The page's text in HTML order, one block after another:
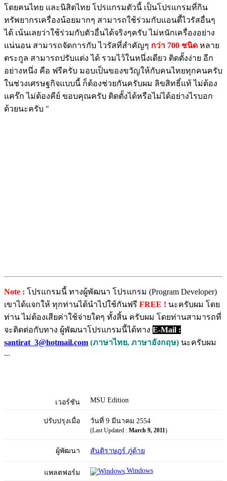
โดยคนไทย และนิสิตไทย โปรแกรมตัวนี้ เป็นโปรแกรมที่กิน
ทรัพยากรเครื่องน้อยมากๆ สามารถใช้ร่วมกับแอนตี้ไวรัสอื่นๆ
ได้ เน้นเลยว่าใช้ร่วมกับตัวอื่นได้จริงๆครับ ไม่หนักเครื่องอย่าง
แน่นอน สามารถจัดการกับ ไวรัสที่สำคัญๆ กว่า 700 ชนิด หลาย
ตระกูล สามารถปรับแต่ง ได้ รวมไว้ในหนึ่งเดียว ติดตั้งง่าย อีก
อย่างหนึ่ง คือ ฟรีครับ มอบเป็นของขวัญให้กับคนไทยทุกคนครับ
ในช่วงเศรษฐกิจแบบนี้ ก็ต้องช่วยกันครับผม ลิขสิทธิ์แท้ ไม่ต้อง
แคร๊ก ไม่ต้องคีย์ ขอบคุณครับ ติดตั้งได้หรือไม่ได้อย่างไรบอก
ด้วยนะครับ "
Note : โปรแกรมนี้ ทางผู้พัฒนา โปรแกรม (Program Developer)
เขาได้แจกให้ ทุกท่านได้นำไปใช้กันฟรี FREE ! นะครับผม โดย
ท่าน ไม่ต้องเสียค่าใช้จ่ายใดๆ ทั้งสิ้น ครับผม โดยท่านสามารถที่
จะติดต่อกับทาง ผู้พัฒนาโปรแกรมนี้ได้ทาง E-Mail :
santirat_3@hotmail.com (ภาษาไทย, ภาษาอังกฤษ) นะครับผม
...
เวอร์ชัน MSU Edition
ปรับปรุงเมื่อ วันที่ 9 มีนาคม 2554
(Last Updated : March 9, 2011)
ผู้พัฒนา สันติราษฎร์ ภู่ด้าย
แพลตฟอร์ม Windows